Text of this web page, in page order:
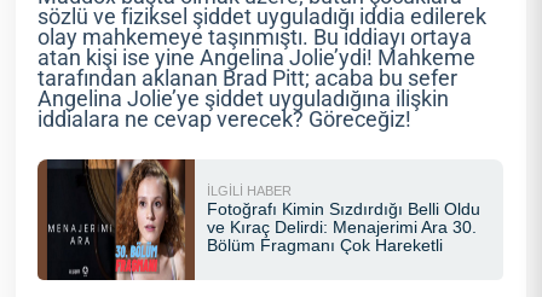
sözlü ve fiziksel şiddet uyguladığı iddia edilerek
olay mahkemeye taşınmıştı. Bu iddiayı ortaya
atan kişi ise yine Angelina Jolie’ydi! Mahkeme
tarafından aklanan Brad Pitt; acaba bu sefer
Angelina Jolie’ye şiddet uyguladığına ilişkin
iddialara ne cevap verecek? Göreceğiz!